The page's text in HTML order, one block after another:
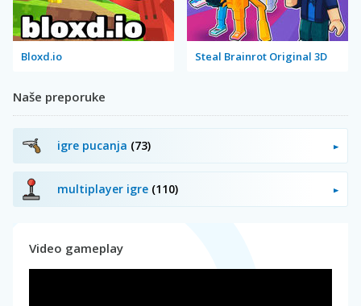
Bloxd.io Steal Brainrot Original 3D
Naše preporuke
igre pucanja (73)
multiplayer igre (110)
Video gameplay